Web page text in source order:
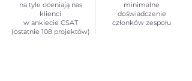
na tyle oceniają nas
klienci
w ankiecie CSAT
(ostatnie 108 projektów)
minimalne
doświadczenie
członków zespołu